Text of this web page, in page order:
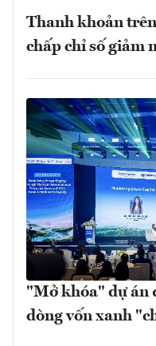
Thanh khoản
chấp chỉ số giảm
"Mở khóa" dự án
dòng vốn xanh